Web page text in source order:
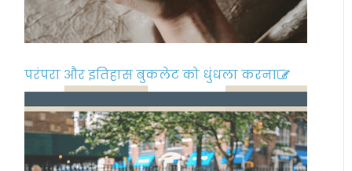
परंपरा और इतिहास बुकलेट को धुंधला करना